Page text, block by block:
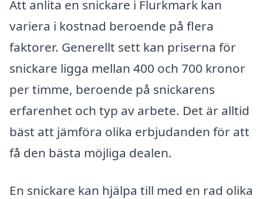
Att anlita en snickare i Flurkmark kan
variera i kostnad beroende på flera
faktorer. Generellt sett kan priserna för
snickare ligga mellan 400 och 700 kronor
per timme, beroende på snickarens
erfarenhet och typ av arbete. Det är alltid
bäst att jämföra olika erbjudanden för att
få den bästa möjliga dealen.
En snickare kan hjälpa till med en rad olika